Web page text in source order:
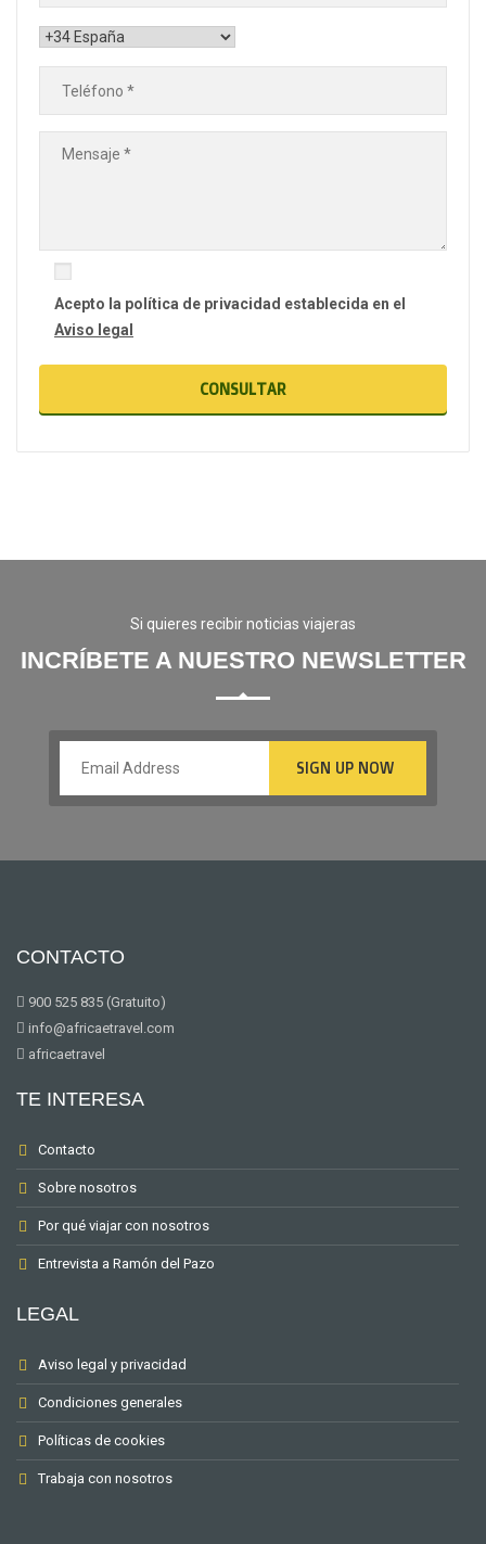
Acepto la política de privacidad establecida en el
Aviso legal
Si quieres recibir noticias viajeras
INCRÍBETE A NUESTRO NEWSLETTER
CONTACTO
900 525 835 (Gratuito)
info@africaetravel.com
africaetravel
TE INTERESA
Contacto
Sobre nosotros
Por qué viajar con nosotros
Entrevista a Ramón del Pazo
LEGAL
Aviso legal y privacidad
Condiciones generales
Políticas de cookies
Trabaja con nosotros